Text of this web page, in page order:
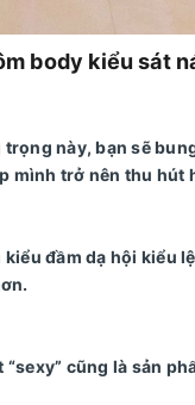
body kiểu sát
này, bạn sẽ
mình trở nên thu
đầm dạ hội kiểu
cũng là sản